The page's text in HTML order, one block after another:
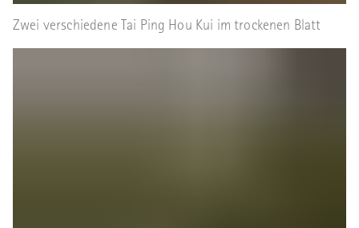
Zwei verschiedene Tai Ping Hou Kui im trockenen Blatt